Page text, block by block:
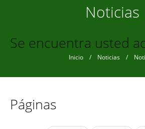
Noticias
Se encuentra usted
Inicio/ Noticias/
Páginas